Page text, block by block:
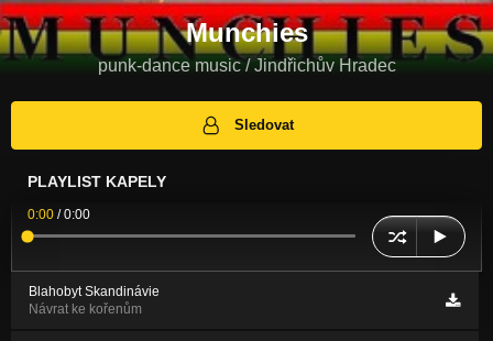
Munchies
punk-dance music / Jindřichův Hradec
Sledovat
PLAYLIST KAPELY
0:00 /0:00
Blahobyt Skandinávie
Návrat ke kořenům